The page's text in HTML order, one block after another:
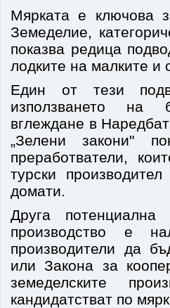
Мярката е ключова
Земеделие,
показва редица
лодките на малките и
Един от тези
използването на
вглеждане в
„Зелени закони"
преработватели,
турски
домати.
Друга
производство е
производители да
или Закона за
земеделските
кандидатстват по